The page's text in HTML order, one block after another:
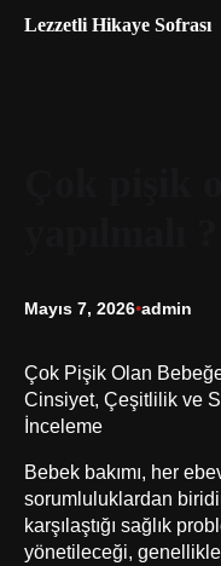
Lezzetli Hikaye Sofrası
Mayıs 7, 2026•admin
Çok Pişik Olan
Cinsiyet, Çeşitlilik ve
İnceleme
Bebek bakımı, her
sorumluluklardan
karşılaştığı sağlık
yönetileceği,